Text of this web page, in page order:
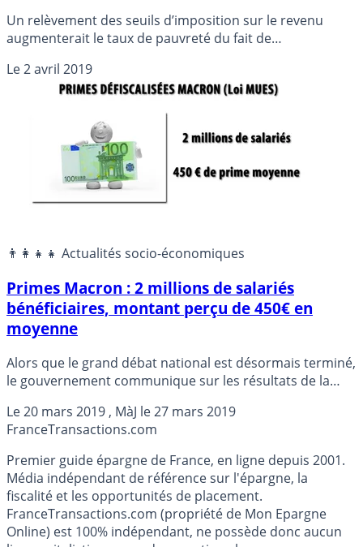
Un relèvement des seuils d’imposition sur le revenu
augmenterait le taux de pauvreté du fait de
étude publiée mardi par l’Insee, à deux jours de la fin du
Grand débat.
Le2 avril 2019
👨‍👩‍👧‍👧 Actualités socio-économiques
Primes Macron : 2 millions de salariés
bénéficiaires, montant perçu de 450€ en
moyenne
Alors que le grand débat national est désormais terminé,
le gouvernement communique sur les résultats de la
MUES (Mesures d’Urgence Economiques et Sociales). Les
entreprises le souhaitant pouvant verser une prime à
leurs salariés, en franchise d’impôt et de prélèvements
sociaux. Deux millions d’entre eux en ont bénéficié, le
montant moyen de la prime était de 450€.
Le20 mars 2019 , MàJ le27 mars 2019
FranceTransactions.com
Premier guide épargne de France, en ligne depuis 2001.
Média indépendant de référence sur l'épargne, la
fiscalité et les opportunités de placement.
FranceTransactions.com (propriété de Mon Epargne
Online) est 100% indépendant, ne possède donc aucun